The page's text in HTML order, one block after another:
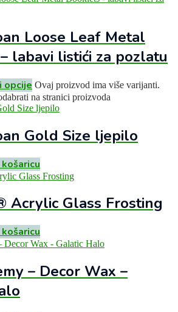
Loose Leaf Metal
labavi listići za pozlatu
opcije Ovaj proizvod ima više varijanti.
na stranici proizvoda
Gold Size ljepilo
Acrylic Glass Frosting
– Decor Wax –